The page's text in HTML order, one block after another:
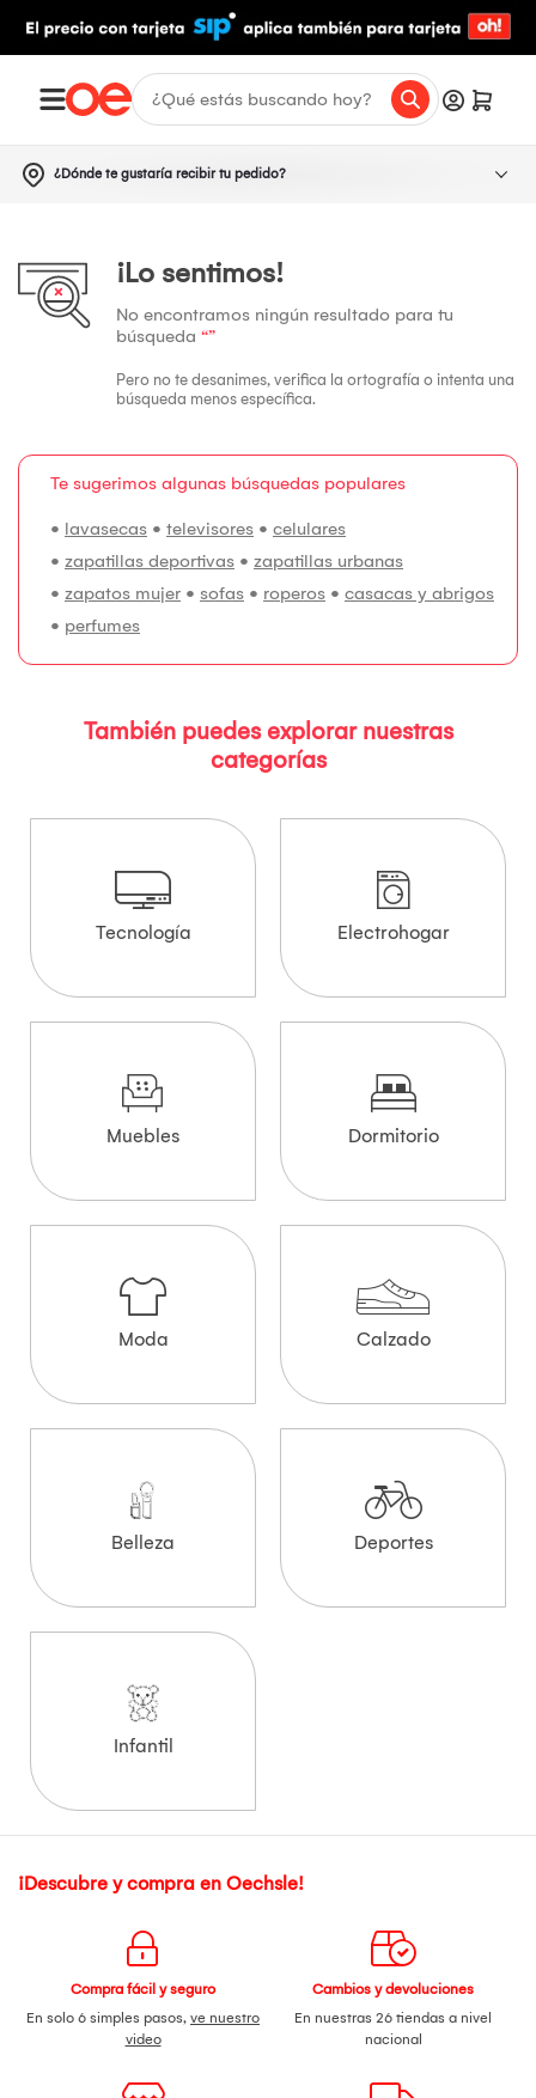
¿Dónde te gustaría recibir tu pedido?
¡Lo sentimos!
No encontramos ningún resultado para tu
búsqueda “”
Pero no te desanimes, verifica la ortografía o intenta una
búsqueda menos específica.
Te sugerimos algunas búsquedas populares
• lavasecas • televisores • celulares
• zapatillas deportivas • zapatillas urbanas
• zapatos mujer • sofas • roperos • casacas y abrigos
• perfumes
También puedes explorar nuestras
categorías
Tecnología Electrohogar
Muebles Dormitorio
Moda Calzado
Belleza Deportes
Infantil
¡Descubre y compra en Oechsle!
Compra fácil y seguro
En solo 6 simples pasos, ve nuestro
video
Cambios y devoluciones
En nuestras 26 tiendas a nivel
nacional